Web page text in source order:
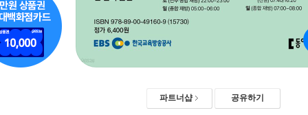
파트너샵 공유하기